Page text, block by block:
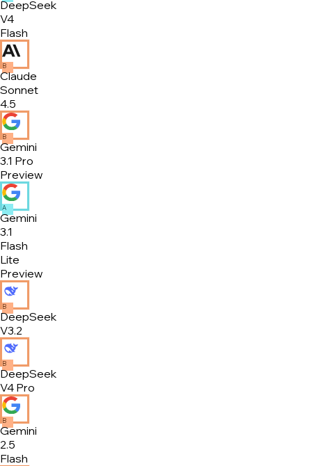
DeepSeek
V4
Flash
B
Claude
Sonnet
4.5
B
Gemini
3.1 Pro
Preview
A
Gemini
3.1
Flash
Lite
Preview
B
DeepSeek
V3.2
B
DeepSeek
V4 Pro
B
Gemini
2.5
Flash